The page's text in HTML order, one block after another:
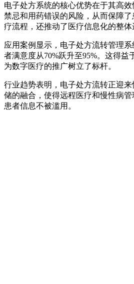
电子处方系统的核心优势在于其高
禁忌和用药错误的风险，从而保障
疗流程，还推动了医疗信息化的整体
应用案例显示，电子处方流转管理
者满意度从70%跃升至95%。这得
为数字医疗的推广树立了标杆。
行业趋势表明，电子处方流转正迎
储的融合，使得远程医疗和慢性病
患者信息不被滥用。